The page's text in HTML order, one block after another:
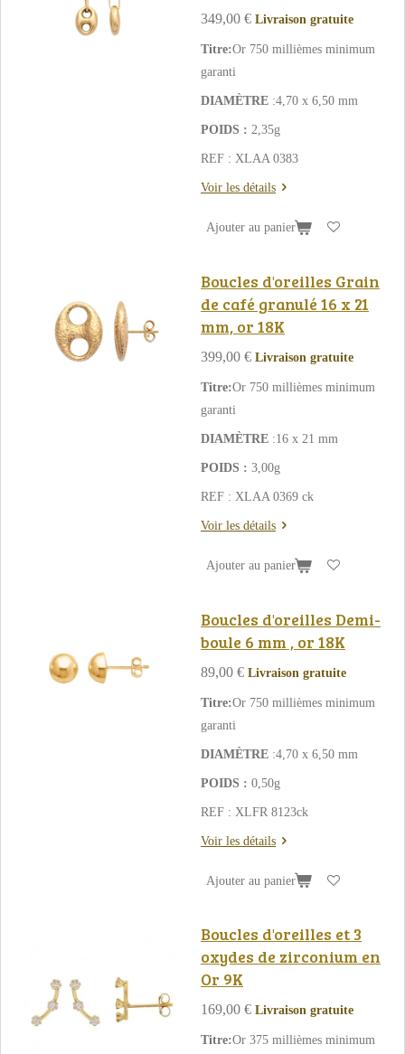
349,00 € Livraison gratuite
Titre:Or 750 millièmes minimum
garanti
DIAMÈTRE :4,70 x 6,50 mm
POIDS : 2,35g
REF : XLAA 0383
Voir les détails
Ajouter au panier
Boucles d'oreilles Grain
de café granulé 16 x 21
mm, or 18K
399,00 € Livraison gratuite
Titre:Or 750 millièmes minimum
garanti
DIAMÈTRE :16 x 21 mm
POIDS : 3,00g
REF : XLAA 0369 ck
Voir les détails
Ajouter au panier
Boucles d'oreilles Demi-
boule 6 mm , or 18K
89,00 € Livraison gratuite
Titre:Or 750 millièmes minimum
garanti
DIAMÈTRE :4,70 x 6,50 mm
POIDS : 0,50g
REF : XLFR 8123ck
Voir les détails
Ajouter au panier
Boucles d'oreilles et 3
oxydes de zirconium en
Or 9K
169,00 € Livraison gratuite
Titre:Or 375 millièmes minimum